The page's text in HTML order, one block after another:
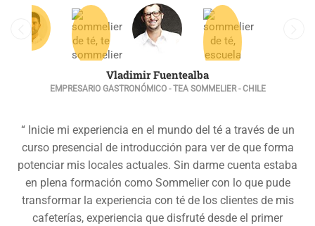
Vladimir Fuentealba
EMPRESARIO GASTRONÓMICO - TEA SOMMELIER - CHILE
“ Inicie mi experiencia en el mundo del té a través de un
curso presencial de introducción para ver de que forma
potenciar mis locales actuales. Sin darme cuenta estaba
en plena formación como Sommelier con lo que pude
transformar la experiencia con té de los clientes de mis
cafeterías, experiencia que disfruté desde el primer